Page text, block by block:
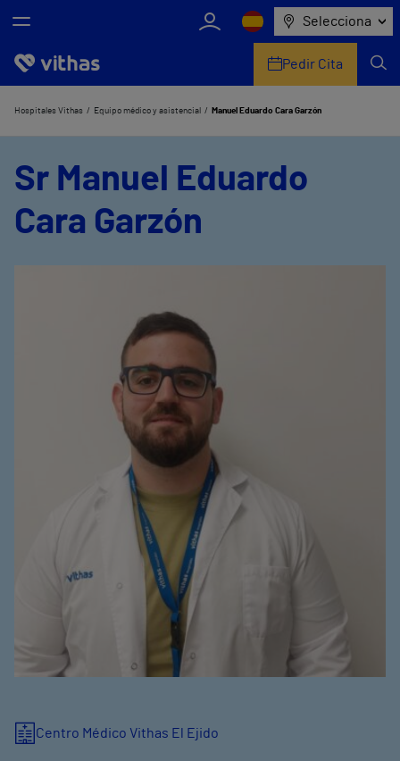
Selecciona
Nosotros
Pedir Cita
Hospitales Vithas Equipo médico y asistencial Manuel Eduardo Cara Garzón
Sr Manuel Eduardo
Cara Garzón
Centro Médico Vithas El Ejido